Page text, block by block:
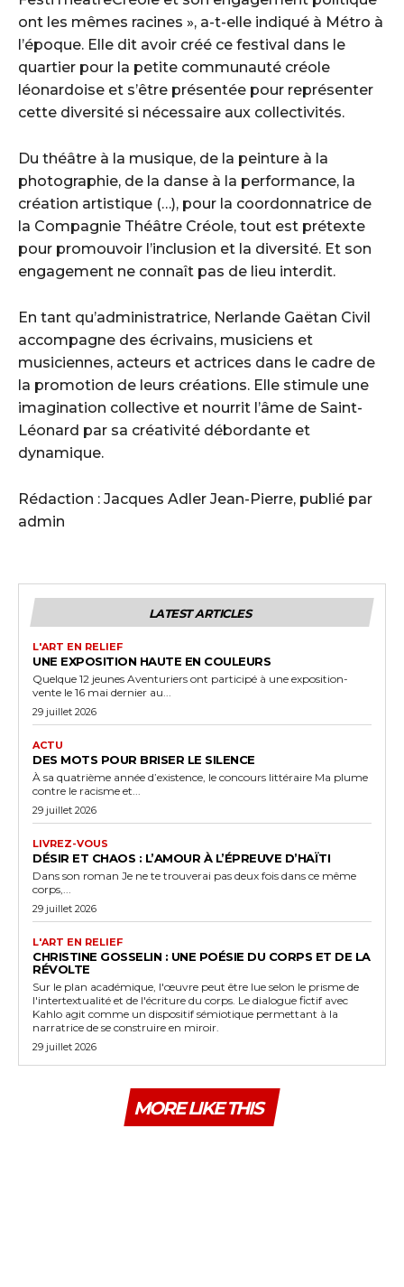
ont les mêmes racines », a-t-elle indiqué à Métro à
l’époque. Elle dit avoir créé ce festival dans le
quartier pour la petite communauté créole
léonardoise et s’être présentée pour représenter
cette diversité si nécessaire aux collectivités.
Du théâtre à la musique, de la peinture à la
photographie, de la danse à la performance, la
création artistique (…), pour la coordonnatrice de
la Compagnie Théâtre Créole, tout est prétexte
pour promouvoir l’inclusion et la diversité. Et son
engagement ne connaît pas de lieu interdit.
En tant qu’administratrice, Nerlande Gaëtan Civil
accompagne des écrivains, musiciens et
musiciennes, acteurs et actrices dans le cadre de
la promotion de leurs créations. Elle stimule une
imagination collective et nourrit l’âme de Saint-
Léonard par sa créativité débordante et
dynamique.
Rédaction : Jacques Adler Jean-Pierre, publié par
admin
LATEST ARTICLES
L'ART EN RELIEF
UNE EXPOSITION HAUTE EN COULEURS
Quelque 12 jeunes Aventuriers ont participé à une exposition-
vente le 16 mai dernier au...
29 juillet 2026
ACTU
DES MOTS POUR BRISER LE SILENCE
À sa quatrième année d’existence, le concours littéraire Ma plume
contre le racisme et...
29 juillet 2026
LIVREZ-VOUS
DÉSIR ET CHAOS : L’AMOUR À L’ÉPREUVE D’HAÏTI
Dans son roman Je ne te trouverai pas deux fois dans ce même
corps,...
29 juillet 2026
L'ART EN RELIEF
CHRISTINE GOSSELIN : UNE POÉSIE DU CORPS ET DE LA
RÉVOLTE
Sur le plan académique, l'œuvre peut être lue selon le prisme de
l'intertextualité et de l'écriture du corps. Le dialogue fictif avec
Kahlo agit comme un dispositif sémiotique permettant à la
narratrice de se construire en miroir.
29 juillet 2026
MORE LIKE THIS